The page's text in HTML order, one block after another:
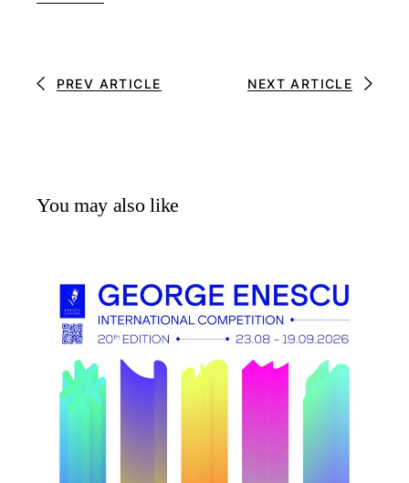
PREV ARTICLE NEXT ARTICLE
You may also like